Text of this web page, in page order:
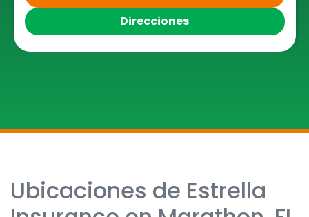
Direcciones
Skip
link
Ubicaciones de Estrella